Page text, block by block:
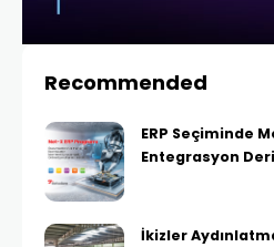
Recommended
ERP Seçiminde
Entegrasyon
İkizler